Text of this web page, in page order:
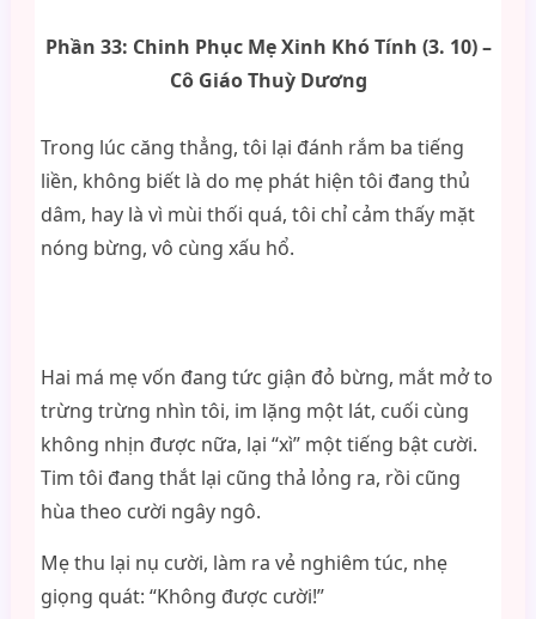
Phần 33: Chinh Phục Mẹ Xinh Khó Tính (3. 10) –
Cô Giáo Thuỳ Dương
Trong lúc căng thẳng, tôi lại đánh rắm ba tiếng
liền, không biết là do mẹ phát hiện tôi đang thủ
dâm, hay là vì mùi thối quá, tôi chỉ cảm thấy mặt
nóng bừng, vô cùng xấu hổ.
Hai má mẹ vốn đang tức giận đỏ bừng, mắt mở to
trừng trừng nhìn tôi, im lặng một lát, cuối cùng
không nhịn được nữa, lại “xì” một tiếng bật cười.
Tim tôi đang thắt lại cũng thả lỏng ra, rồi cũng
hùa theo cười ngây ngô.
Mẹ thu lại nụ cười, làm ra vẻ nghiêm túc, nhẹ
giọng quát: “Không được cười!”